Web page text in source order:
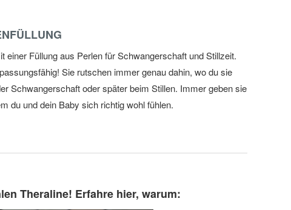
einer Füllung aus Perlen für Schwangerschaft und Stillzeit.
Sie rutschen immer genau dahin, wo du sie
Schwangerschaft oder später beim Stillen. Immer geben sie
du und dein Baby sich richtig wohl fühlen.
Theraline! Erfahre hier, warum: